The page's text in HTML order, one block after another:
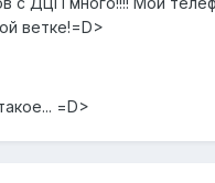
ветке!=D>
=D>